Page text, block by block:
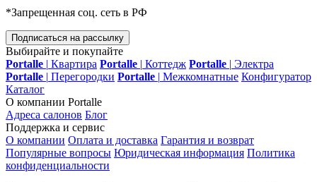
*Запрещенная соц. сеть в РФ
Подписаться на рассылку
Выбирайте и покупайте
Portalle | Квартира Portalle | Коттедж Portalle | Электра
Portalle | Перегородки Portalle | Межкомнатные Конфигуратор
Каталог
О компании Portalle
Адреса салонов Блог
Поддержка и сервис
О компании Оплата и доставка Гарантия и возврат
Популярные вопросы Юридическая информация Политика
конфиденциальности